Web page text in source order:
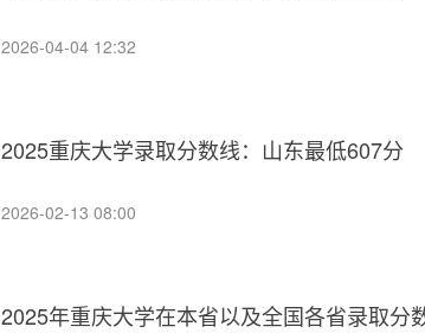
2026-04-04 12:32
2025重庆大学录取分数线：山东最低607分
2026-02-13 08:00
2025年重庆大学在本省以及全国各省录取分